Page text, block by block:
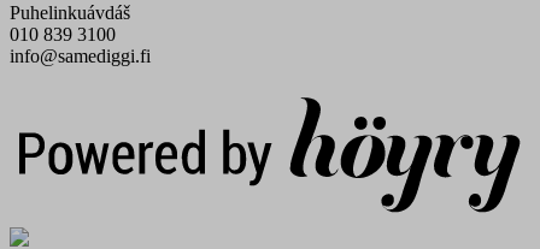
Puhelinkuávdáš
010 839 3100
info@samediggi.fi